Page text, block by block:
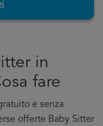
in
fare
e senza
offerte Baby Sitter